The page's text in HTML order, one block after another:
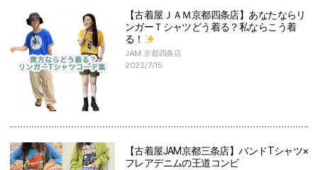
【古着屋ＪＡＭ京都四条店】あなたならリ
ンガーＴシャツどう着る？私ならこう着
る！
JAM 京都四条店
2022/7/15
【古着屋JAM京都三条店】バンドTシャツ×
フレアデニムの王道コンビ